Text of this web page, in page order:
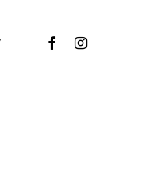
facebookinstagram